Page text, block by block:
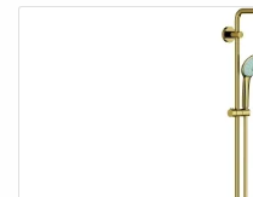
StarLight® chrome
CoolTouch® Minimise
TurboStat® Régulation
Procédé anti-calcaire
longévité maximale